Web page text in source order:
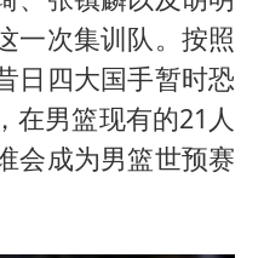
过火把节被抹成黑猫
四胞胎取名平安喜乐
构建更高水平的全民健身公共服务体系
理辟谣Bin离队
一次集训队。按照
日四大国手暂时恐
在男篮现有的21人
会成为男篮世预赛